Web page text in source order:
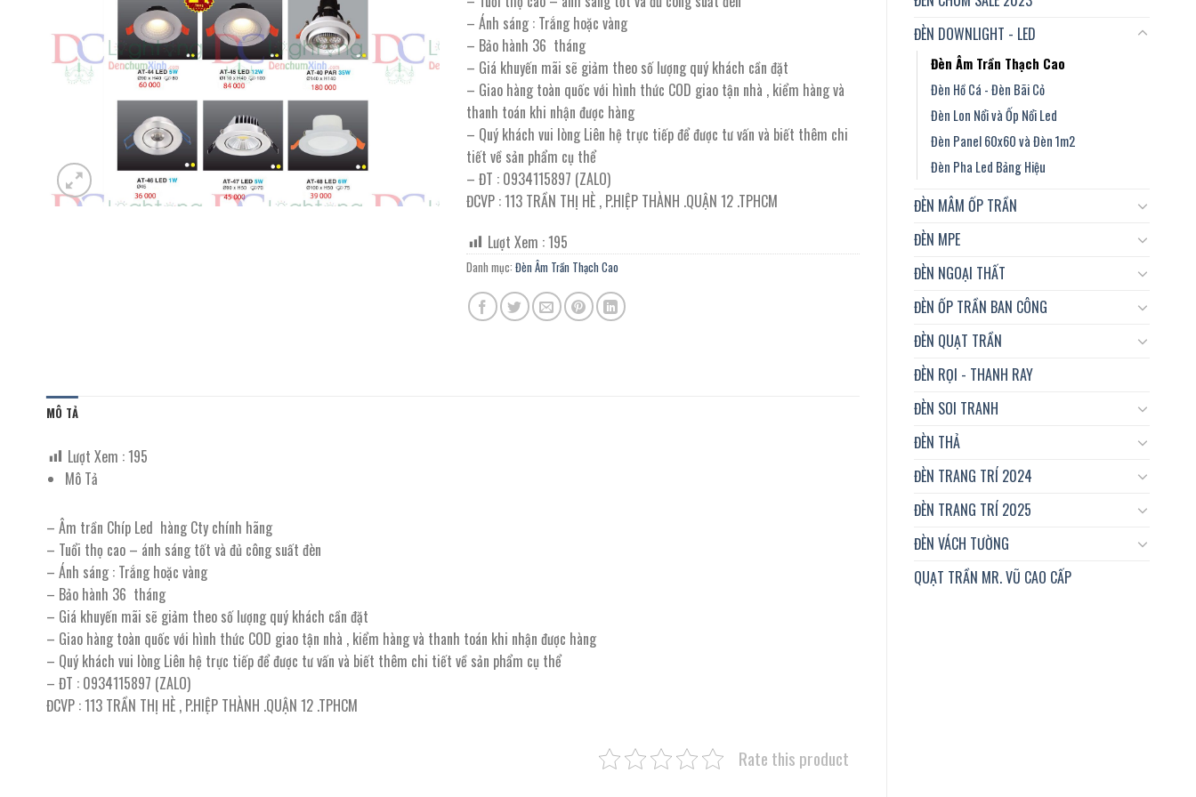
ĐÈN DOWNLIGHT - LED
Đèn Âm Trần Thạch Cao
Đèn Hồ Cá - Đèn Bãi Cỏ
Đèn Lon Nổi và Ốp Nổi Led
Đèn Panel 60x60 và Đèn 1m2
Đèn Pha Led Bảng Hiệu
ĐÈN MÂM ỐP TRẦN
ĐÈN MPE
ĐÈN NGOẠI THẤT
ĐÈN ỐP TRẦN BAN CÔNG
ĐÈN QUẠT TRẦN
ĐÈN RỌI - THANH RAY
ĐÈN SOI TRANH
ĐÈN THẢ
ĐÈN TRANG TRÍ 2024
ĐÈN TRANG TRÍ 2025
ĐÈN VÁCH TƯỜNG
QUẠT TRẦN MR. VŨ CAO CẤP
120.000 ₫.
là:
– Ánh sáng : Trắng hoặc vàng
– Bảo hành 36 tháng
– Giá khuyến mãi sẽ giảm theo số lượng quý khách cần đặt
– Giao hàng toàn quốc với hình thức COD giao tận nhà , kiểm hàng và
thanh toán khi nhận được hàng
– Quý khách vui lòng Liên hệ trực tiếp để được tư vấn và biết thêm chi
tiết về sản phẩm cụ thể
– ĐT : 0934115897 (ZALO)
ĐCVP : 113 TRẦN THỊ HÈ , P.HIỆP THÀNH .QUẬN 12 .TPHCM
Lượt Xem :195
Danh mục: Đèn Âm Trần Thạch Cao
MÔ TẢ
Lượt Xem :195
Mô Tả
– Âm trần Chíp Led hàng Cty chính hãng
– Tuổi thọ cao – ánh sáng tốt và đủ công suất đèn
– Ánh sáng : Trắng hoặc vàng
– Bảo hành 36 tháng
– Giá khuyến mãi sẽ giảm theo số lượng quý khách cần đặt
– Giao hàng toàn quốc với hình thức COD giao tận nhà , kiểm hàng và thanh toán khi nhận được hàng
– Quý khách vui lòng Liên hệ trực tiếp để được tư vấn và biết thêm chi tiết về sản phẩm cụ thể
– ĐT : 0934115897 (ZALO)
ĐCVP : 113 TRẦN THỊ HÈ , P.HIỆP THÀNH .QUẬN 12 .TPHCM
Rate this product